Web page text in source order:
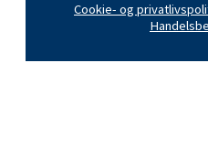
Cookie- og